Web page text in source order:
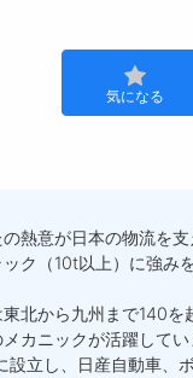
気になる
の熱意が日本の物流を支
ック（10t以上）に強み
東北から九州まで140
カニックが活躍してい
設立し、日産自動車、